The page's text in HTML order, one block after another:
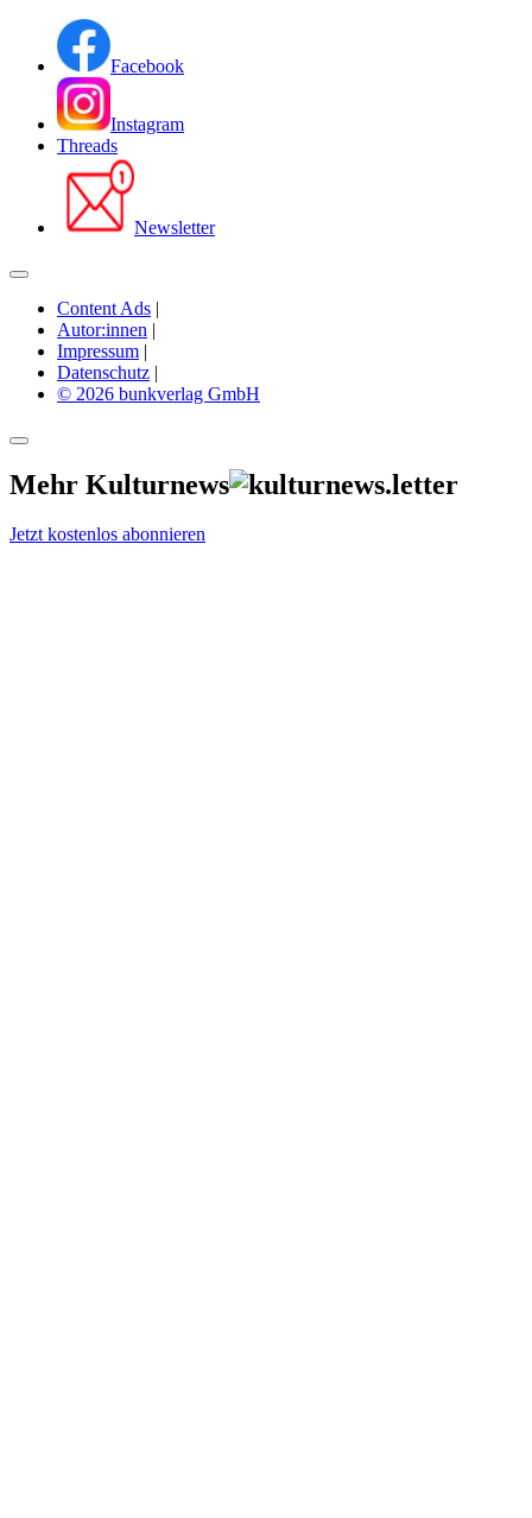
Facebook
Instagram
Threads
Newsletter
Content Ads |
Autor:innen |
Impressum |
Datenschutz |
© 2026 bunkverlag GmbH
Mehr Kulturnews
Jetzt kostenlos abonnieren